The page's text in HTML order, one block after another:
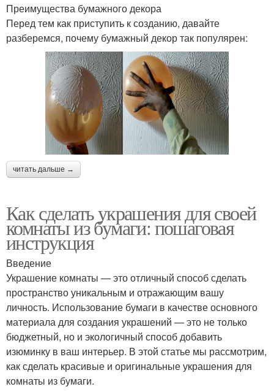
Преимущества бумажного декора
Перед тем как приступить к созданию, давайте
разберемся, почему бумажный декор так популярен:
читать дальше →
Как сделать украшения для своей
комнаты из бумаги: пошаговая
инструкция
Введение
Украшение комнаты — это отличный способ сделать
пространство уникальным и отражающим вашу
личность. Использование бумаги в качестве основного
материала для создания украшений — это не только
бюджетный, но и экологичный способ добавить
изюминку в ваш интерьер. В этой статье мы рассмотрим,
как сделать красивые и оригинальные украшения для
комнаты из бумаги.